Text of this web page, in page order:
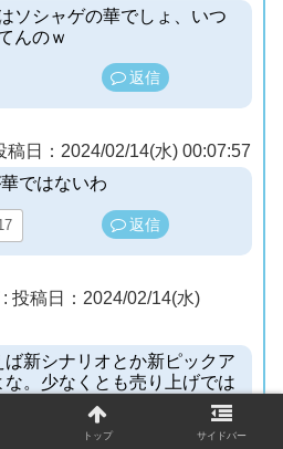
ソシャゲの華でしょ、いつ
んのｗ
返信
稿日：2024/02/14(水) 00:07:57
ではないわ
返信
: 投稿日：2024/02/14(水)
ば新シナリオとか新ピックア
な。少なくとも売り上げでは
トップ サイドバー